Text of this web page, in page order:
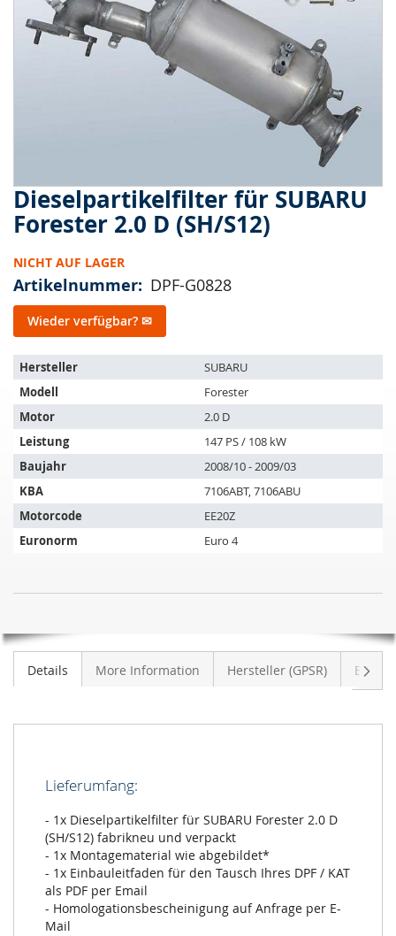
Dieselpartikelfilter für SUBARU
Forester 2.0 D (SH/S12)
NICHT AUF LAGER
Artikelnummer DPF-G0828
Wieder verfügbar? ✉
Der
Artikel
passt
auf
folgende
Fahrzeuge:
Hersteller
SUBARU
Modell
Forester
Motor
2.0 D
Leistung
147 PS / 108 kW
Baujahr
2008/10 - 2009/03
KBA
7106ABT, 7106ABU
Motorcode
EE20Z
Euronorm
Euro 4
SUBARU
Forester
2.0
LAGER
springen
Zum
Anfang
der
springen
Details More Information Hersteller (GPSR)
Lieferumfang:
- 1x Dieselpartikelfilter für SUBARU Forester 2.0 D
(SH/S12) fabrikneu und verpackt
- 1x Montagematerial wie abgebildet*
- 1x Einbauleitfaden für den Tausch Ihres DPF / KAT
als PDF per Email
- Homologationsbescheinigung auf Anfrage per E-
Mail